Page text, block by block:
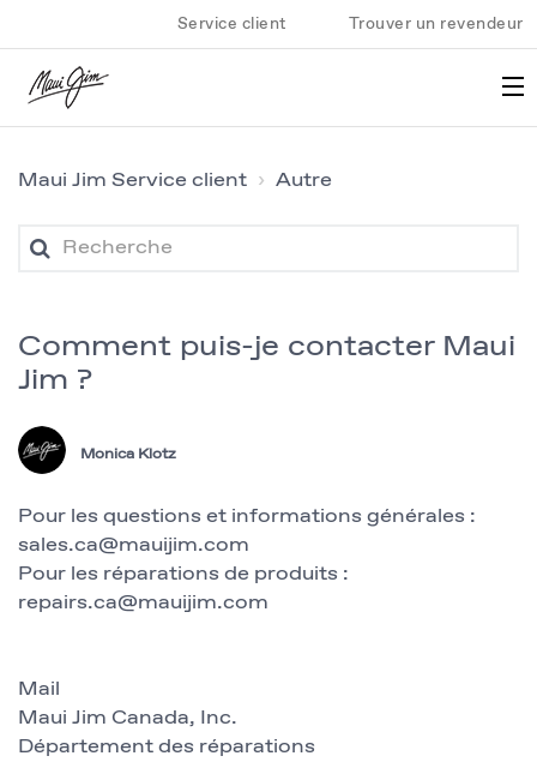
Service client Trouver un revendeur
Maui Jim Service client Autre
Comment puis-je contacter Maui
Jim ?
Monica Klotz
Pour les questions et informations générales :
sales.ca@mauijim.com
Pour les réparations de produits :
repairs.ca@mauijim.com
Mail
Maui Jim Canada, Inc.
Département des réparations